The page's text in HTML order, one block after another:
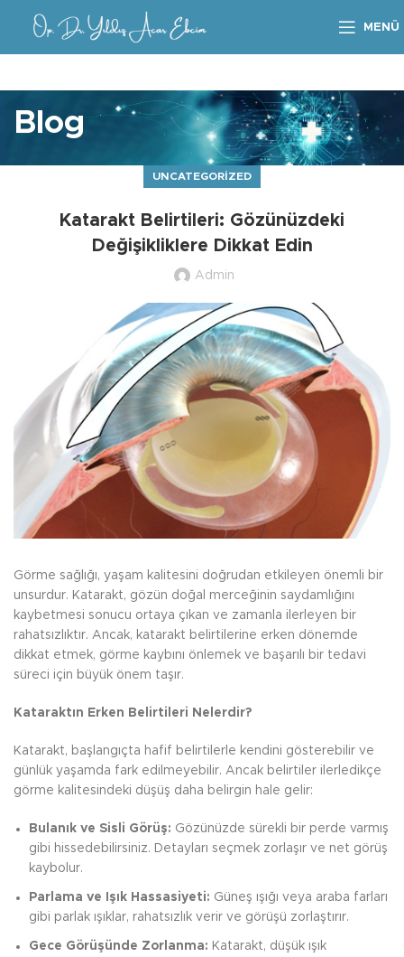
MENÜ
Blog
UNCATEGORIZED
Katarakt Belirtileri: Gözünüzdeki
Değişikliklere Dikkat Edin
Admin
Görme sağlığı, yaşam kalitesini doğrudan etkileyen önemli bir
unsurdur. Katarakt, gözün doğal merceğinin saydamlığını
kaybetmesi sonucu ortaya çıkan ve zamanla ilerleyen bir
rahatsızlıktır. Ancak, katarakt belirtilerine erken dönemde
dikkat etmek, görme kaybını önlemek ve başarılı bir tedavi
süreci için büyük önem taşır.
Kataraktın Erken Belirtileri Nelerdir?
Katarakt, başlangıçta hafif belirtilerle kendini gösterebilir ve
günlük yaşamda fark edilmeyebilir. Ancak belirtiler ilerledikçe
görme kalitesindeki düşüş daha belirgin hale gelir:
Bulanık ve Sisli Görüş: Gözünüzde sürekli bir perde varmış
gibi hissedebilirsiniz. Detayları seçmek zorlaşır ve net görüş
kaybolur.
Parlama ve Işık Hassasiyeti: Güneş ışığı veya araba farları
gibi parlak ışıklar, rahatsızlık verir ve görüşü zorlaştırır.
Gece Görüşünde Zorlanma: Katarakt, düşük ışık